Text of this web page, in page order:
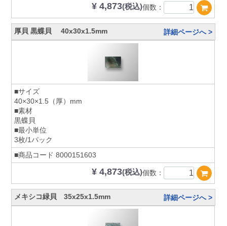
¥ 4,873(税込)個数：
厚貝 黒蝶貝 40x30x1.5mm 詳細ページへ >
■サイズ
40×30×1.5（厚）mm
■素材
黒蝶貝
■最小単位
3枚/1パック
■商品コード 8000151603
¥ 4,873(税込)個数：
メキシコ緑貝 35x25x1.5mm 詳細ページへ >